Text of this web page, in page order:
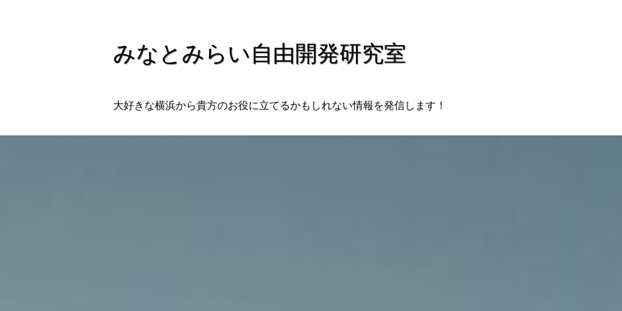
みなとみらい自由開発研究室
大好きな横浜から貴方のお役に立てるかもしれない情報を発信します！